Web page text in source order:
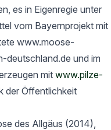
es in Eigenregie unter
vom Bayernprojekt mit
www.moose-
deutschland.de und im
mit www.pilze-
der Öffentlichkeit
des Allgäus (2014),